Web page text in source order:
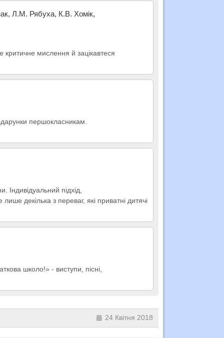
Л.М. Рябуха, К.В. Хомік,
критичне мислення й зацікавтеся
першокласникам.
Індивідуальний підхід,
декілька з переваг, які приватні дитячі
школо!» - виступи, пісні,
24 Квітня 2018